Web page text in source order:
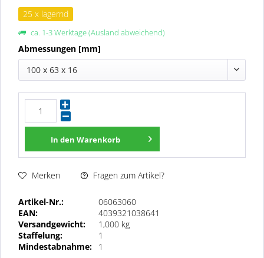
25 x lagernd
ca. 1-3 Werktage (Ausland abweichend)
Abmessungen [mm]
100 x 63 x 16
In den Warenkorb
Merken Fragen zum Artikel?
Artikel-Nr.:
06063060
EAN:
4039321038641
Versandgewicht:
1,000 kg
Staffelung:
1
Mindestabnahme:
1